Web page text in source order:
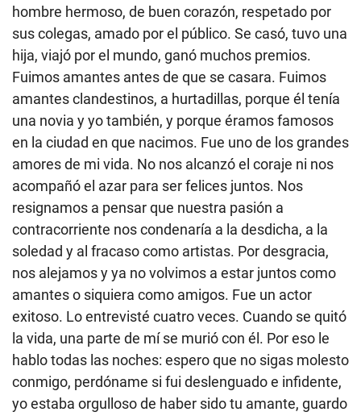
hombre hermoso, de buen corazón, respetado por
sus colegas, amado por el público. Se casó, tuvo una
hija, viajó por el mundo, ganó muchos premios.
Fuimos amantes antes de que se casara. Fuimos
amantes clandestinos, a hurtadillas, porque él tenía
una novia y yo también, y porque éramos famosos
en la ciudad en que nacimos. Fue uno de los grandes
amores de mi vida. No nos alcanzó el coraje ni nos
acompañó el azar para ser felices juntos. Nos
resignamos a pensar que nuestra pasión a
contracorriente nos condenaría a la desdicha, a la
soledad y al fracaso como artistas. Por desgracia,
nos alejamos y ya no volvimos a estar juntos como
amantes o siquiera como amigos. Fue un actor
exitoso. Lo entrevisté cuatro veces. Cuando se quitó
la vida, una parte de mí se murió con él. Por eso le
hablo todas las noches: espero que no sigas molesto
conmigo, perdóname si fui deslenguado e infidente,
yo estaba orgulloso de haber sido tu amante, guardo